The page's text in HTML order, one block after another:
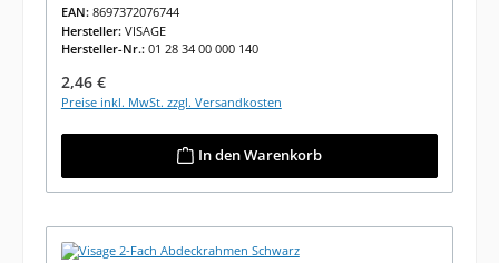
EAN: 8697372076744
Hersteller: VISAGE
Hersteller-Nr.: 01 28 34 00 000 140
Regulärer Preis:
2,46 €
Preise inkl. MwSt. zzgl. Versandkosten
In den Warenkorb